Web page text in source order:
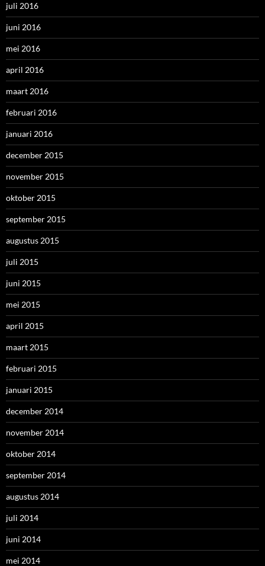
juli 2016
juni 2016
mei 2016
april 2016
maart 2016
februari 2016
januari 2016
december 2015
november 2015
oktober 2015
september 2015
augustus 2015
juli 2015
juni 2015
mei 2015
april 2015
maart 2015
februari 2015
januari 2015
december 2014
november 2014
oktober 2014
september 2014
augustus 2014
juli 2014
juni 2014
mei 2014